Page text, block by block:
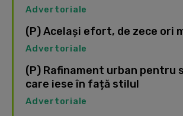
Advertoriale
(P) Același efort, de zece ori
Advertoriale
(P) Rafinament urban pentru
care iese în față stilul
Advertoriale